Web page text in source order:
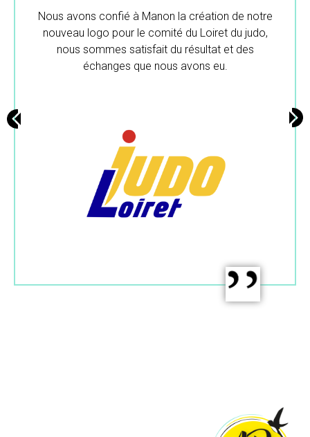
Merci beaucoup pour ton travail.